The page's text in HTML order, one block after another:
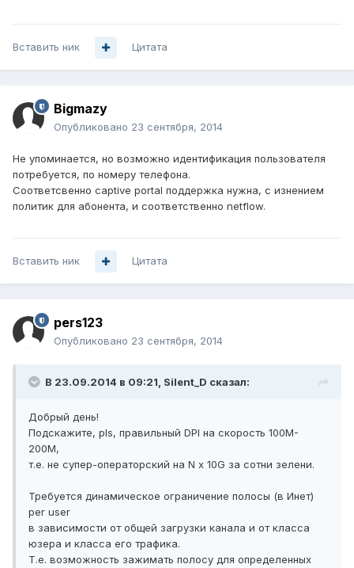
Вставить ник Цитата
Bigmazy
Опубликовано 23 сентября, 2014
Не упоминается, но возможно идентификация пользователя
потребуется, по номеру телефона.
Соответсвенно captive portal поддержка нужна, с изнением
политик для абонента, и соответственно netflow.
Вставить ник Цитата
pers123
Опубликовано 23 сентября, 2014
В 23.09.2014 в 09:21, Silent_D сказал:
Добрый день!
Подскажите, pls, правильный DPI на скорость 100M-
200M,
т.е. не супер-операторский на N x 10G за сотни зелени.
Требуется динамическое ограничение полосы (в Инет)
per user
в зависимости от общей загрузки канала и от класса
юзера и класса его трафика.
Т.е. возможность зажимать полосу для определенных